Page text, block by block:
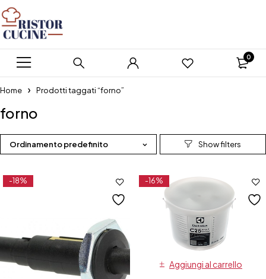
0
Home Prodotti taggati “forno”
forno
Ordinamento predefinito
-18% -16%
Aggiungi al carrello